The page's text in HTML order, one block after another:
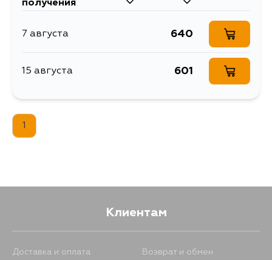
получения
7 августа 640
15 августа 601
1
Клиентам
Доставка и оплата Возврат и обмен